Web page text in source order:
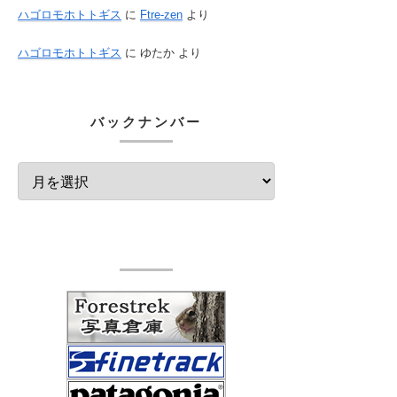
ハゴロモホトトギス に Ftre-zen より
ハゴロモホトトギス に ゆたか より
バックナンバー